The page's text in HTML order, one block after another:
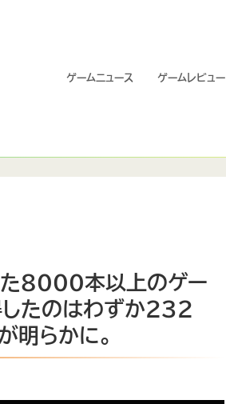
ゲームニュース ゲームレビュー
8000本以上のゲー
したのはわずか232
明らかに。